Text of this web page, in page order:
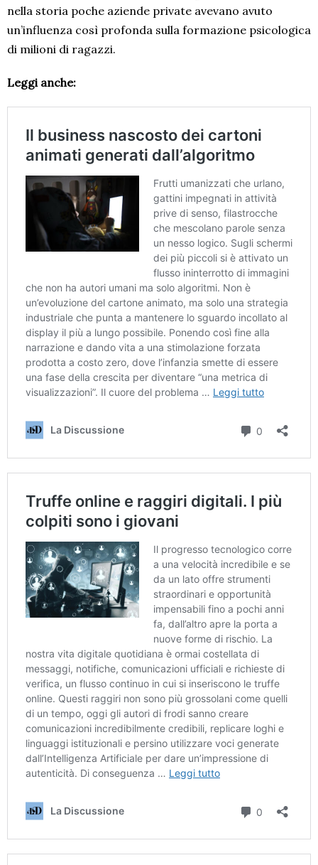
nella storia poche aziende private avevano avuto
un’influenza così profonda sulla formazione psicologica
di milioni di ragazzi.
Leggi anche: